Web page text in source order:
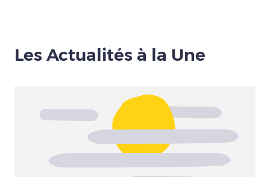
Les Actualités à la Une